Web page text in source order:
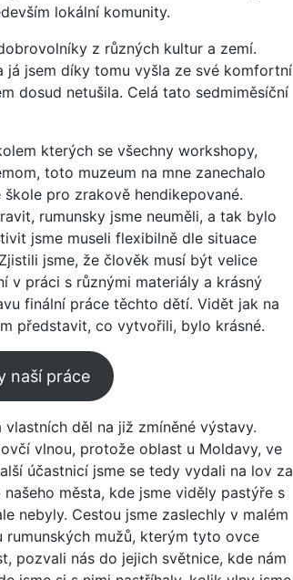
lokální komunity.
z různých kultur a zemí.
já jsem díky tomu vyšla ze své komfortní
dosud netušila. Celá tato sedmiměsíční
kterých se všechny workshopy,
toto muzeum na mne zanechalo
pro zrakově hendikepované.
rumunsky jsme neuměli, a tak bylo
jsme museli flexibilně dle situace
jsme, že člověk musí být velice
v práci s různými materiály a krásný
finální práce těchto dětí. Vidět jak na
představit, co vytvořili, bylo krásné.
naší práce
děl na již zmíněné výstavy.
vlnou, protože oblast u Moldavy, ve
účastnicí jsme se tedy vydali na lov za
města, kde jsme viděly pastýře s
nebyly. Cestou jsme zaslechly v malém
rumunských mužů, kterým tyto ovce
pozvali nás do jejich světnice, kde nám